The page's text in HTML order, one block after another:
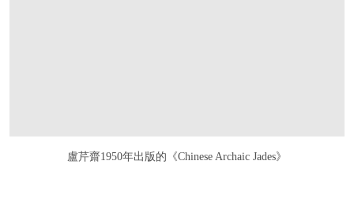
盧芹齋1950年出版的《Chinese Archaic Jades》